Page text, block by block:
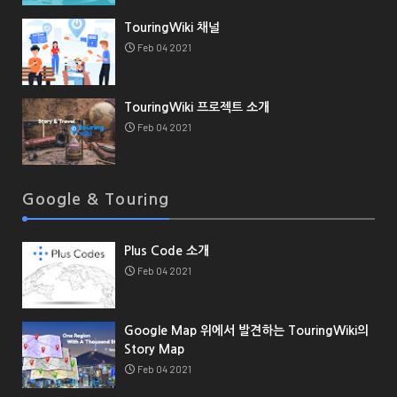
TouringWiki 채널
Feb 04 2021
TouringWiki 프로젝트 소개
Feb 04 2021
Google & Touring
Plus Code 소개
Feb 04 2021
Google Map 위에서 발견하는 TouringWiki의
Story Map
Feb 04 2021